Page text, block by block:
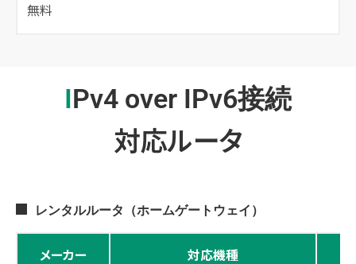
無料
IPv4 over IPv6接続
対応ルータ
レンタルルータ（ホームゲートウェイ）
メーカー 対応機種